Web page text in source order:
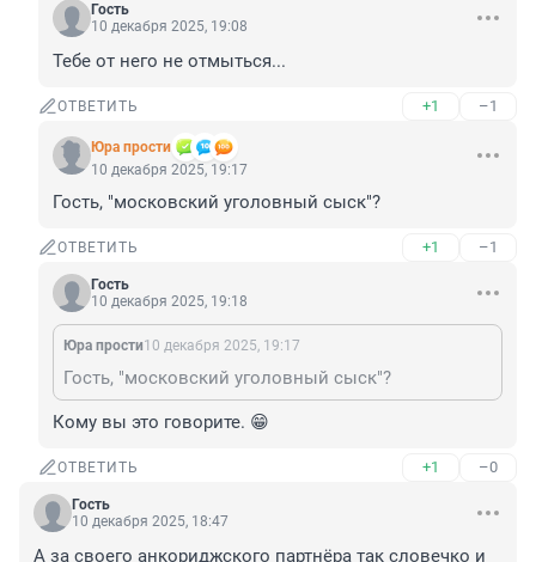
Гость
10 декабря 2025, 19:08
Тебе от него не отмыться...
ОТВЕТИТЬ +1 –1
Юра прости
10 декабря 2025, 19:17
Гость, "московский уголовный сыск"?
ОТВЕТИТЬ +1 –1
Гость
10 декабря 2025, 19:18
Юра прости10 декабря 2025, 19:17
Гость, "московский уголовный сыск"?
Кому вы это говорите. 😁
ОТВЕТИТЬ +1 –0
Гость
10 декабря 2025, 18:47
А за своего анкориджского партнёра так словечко и